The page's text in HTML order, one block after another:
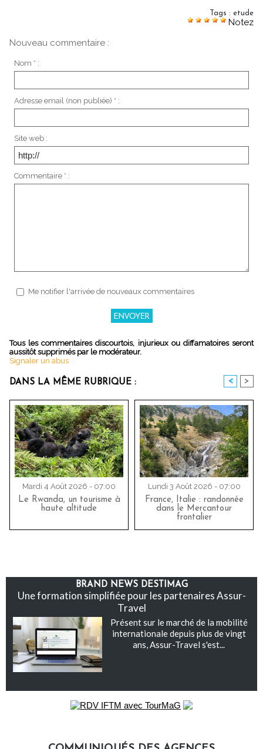
Tags : etude
Notez
Nouveau commentaire :
Nom * :
Adresse email (non publiée) * :
Site web :
Commentaire * :
Me notifier l'arrivée de nouveaux commentaires
Tous les commentaires discourtois, injurieux ou diffamatoires seront
aussitôt supprimés par le modérateur.
Signaler un abus
DANS LA MÊME RUBRIQUE : < >
Mardi 4 Août 2026 - 07:00
Le Rwanda, un tourisme à
haute altitude
Lundi 3 Août 2026 - 07:00
France, Italie : randonnée
dans le Mercantour
frontalier
BRAND NEWS DESTIMAG
Une formation simplifiée pour les partenaires Assur-
Travel
Présent sur le marché de la mobilité
internationale depuis plus de vingt
ans, Assur-Travel s'est...